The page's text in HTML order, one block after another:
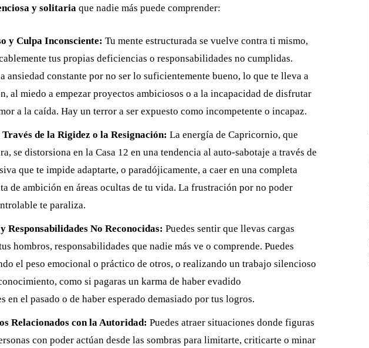
y solitaria que nadie más puede comprender:
y Culpa Inconsciente: Tu mente estructurada se vuelve contra ti mismo,
tus propias deficiencias o responsabilidades no cumplidas.
ansiedad constante por no ser lo suficientemente bueno, lo que te lleva a
al miedo a empezar proyectos ambiciosos o a la incapacidad de disfrutar
a la caída. Hay un terror a ser expuesto como incompetente o incapaz.
de la Rigidez o la Resignación: La energía de Capricornio, que
se distorsiona en la Casa 12 en una tendencia al auto-sabotaje a través de
que te impide adaptarte, o paradójicamente, a caer en una completa
de ambición en áreas ocultas de tu vida. La frustración por no poder
te paraliza.
Responsabilidades No Reconocidas: Puedes sentir que llevas cargas
hombros, responsabilidades que nadie más ve o comprende. Puedes
el peso emocional o práctico de otros, o realizando un trabajo silencioso
como si pagaras un karma de haber evadido
en el pasado o de haber esperado demasiado por tus logros.
Relacionados con la Autoridad: Puedes atraer situaciones donde figuras
con poder actúan desde las sombras para limitarte, criticarte o minar